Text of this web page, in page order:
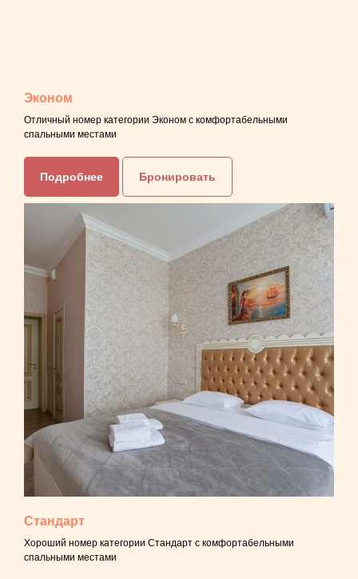
Эконом
Отличный номер категории Эконом с комфортабельными
спальными местами
Подробнее Бронировать
Стандарт
Хороший номер категории Стандарт с комфортабельными
спальными местами